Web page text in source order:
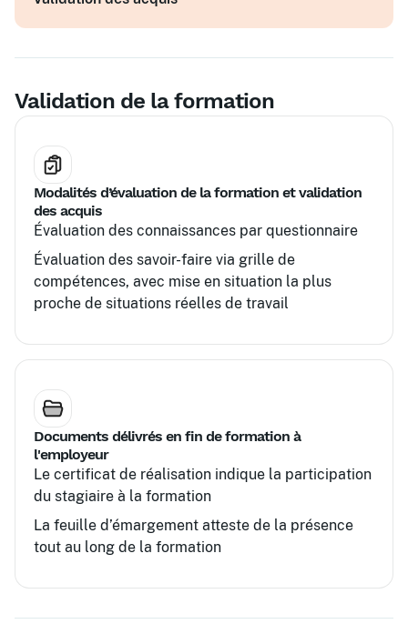
complexes
Validation de la formation
Modalités d’évaluation de la formation et validation
des acquis
Évaluation des connaissances par questionnaire
Évaluation des savoir-faire via grille de
compétences, avec mise en situation la plus
proche de situations réelles de travail
Documents délivrés en fin de formation à
l'employeur
Le certificat de réalisation indique la participation
du stagiaire à la formation
La feuille d’émargement atteste de la présence
tout au long de la formation